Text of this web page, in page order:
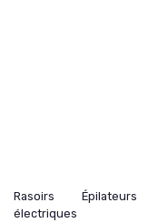
Rasoirs
électriques
Épilateurs